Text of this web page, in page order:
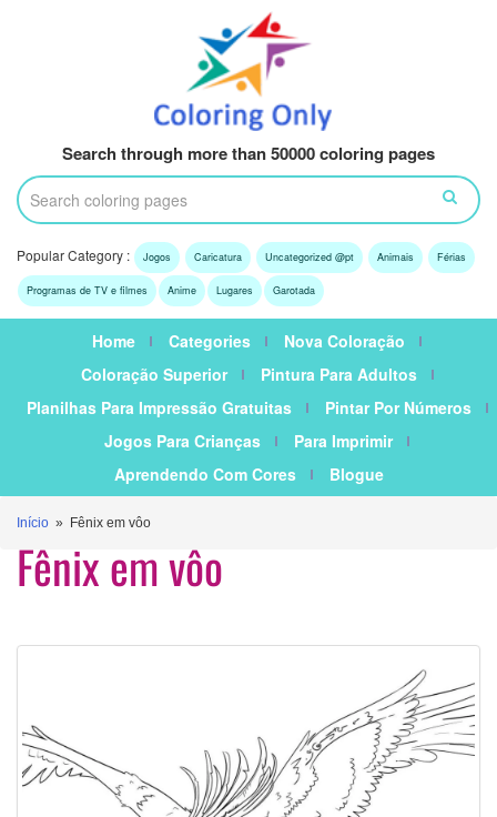
Search through more than 50000 coloring pages
Popular Category : Jogos Caricatura Uncategorized @pt Animais Férias
Programas de TV e filmes Anime Lugares Garotada
Home Categories
Nova Coloração
Coloração Superior
Pintura Para Adultos
Planilhas Para Impressão Gratuitas
Pintar Por Números
Jogos Para Crianças
Para Imprimir
Aprendendo Com Cores
Blogue
Início » Fênix em vôo
Fênix em vôo